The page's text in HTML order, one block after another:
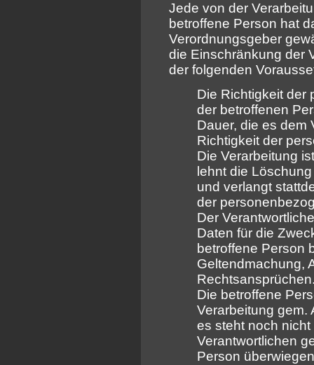
Jede von der
betroffene Person hat
Verordnungsgeber
die Einschränkung der
der folgenden
Die Richtigkeit der
der betroffenen
Dauer, die es dem
Richtigkeit der
Die Verarbeitung
lehnt die
und verlangt
der
Der
Daten für die
betroffene Person
Geltendmachung,
Die betroffene
Verarbeitung gem.
es steht noch
Verantwortlichen
Person